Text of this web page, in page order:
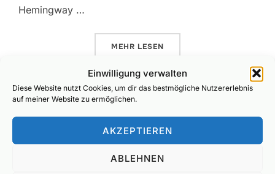
Einwilligung verwalten
Diese Website nutzt Cookies, um dir das bestmögliche Nutzererlebnis
auf meiner Website zu ermöglichen.
AKZEPTIEREN
ABLEHNEN
Hemingway …
MEHR ÜBER „POST WITH GALLERY“
LESEN
Desert Road